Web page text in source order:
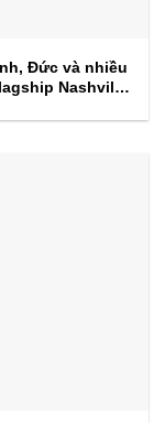
Đức và nhiều
Nashville